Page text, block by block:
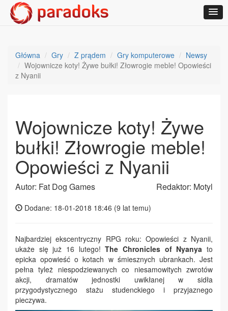
Główna Gry Z prądem Gry komputerowe
Newsy
Wojownicze koty! Żywe bułki! Złowrogie meble! Opowieści
z Nyanii
Wojownicze koty! Żywe
bułki! Złowrogie meble!
Opowieści z Nyanii
Autor: Fat Dog Games Redaktor: Motyl
Dodane: 18-01-2018 18:46 (9 lat temu)
Najbardziej ekscentryczny RPG roku: Opowieści z Nyanii,
ukaże się już 16 lutego!The Chronicles of Nyanya to
epicka opowieść o kotach w śmiesznych ubrankach. Jest
pełna tyleż niespodziewanych co niesamowitych zwrotów
akcji, dramatów jednostki uwikłanej w sidła
przygodystycznego stażu studenckiego i przyjaznego
pieczywa.